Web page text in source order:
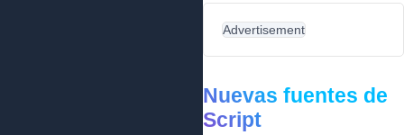
Advertisement
Nuevas fuentes de
Script